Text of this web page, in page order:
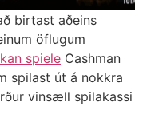
birtast aðeins
öflugum
spiele Cashman
spilast út á nokkra
vinsæll spilakassi